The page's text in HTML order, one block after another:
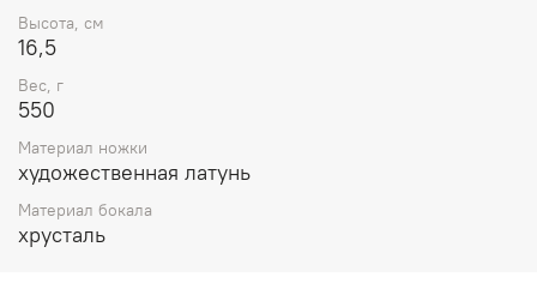
Высота, см
16,5
Вес, г
550
Материал ножки
художественная латунь
Материал бокала
хрусталь